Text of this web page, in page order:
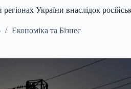
регіонах України внаслідок
Економіка та Бізнес